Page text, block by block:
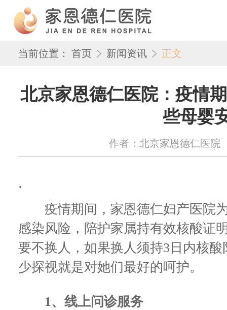
当前位置： 首页 新闻资讯 正文
北京家恩德仁医院：疫情
些母婴
作者：北京家恩德仁医院
.
疫情期间，家恩德仁妇产医院为
感染风险，陪护家属持有效核酸证
要不换人，如果换人须持3日内核
少探视就是对她们最好的呵护。
1、线上问诊服务